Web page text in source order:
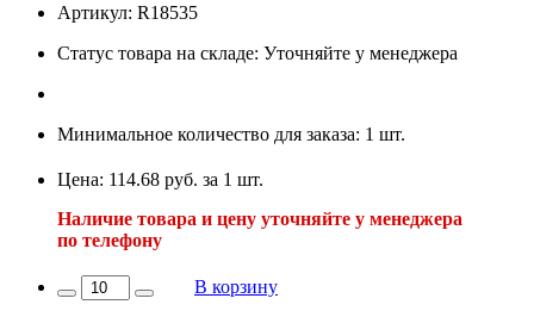
Артикул: R18535
Статус товара на складе: Уточняйте у менеджера
Минимальное количество для заказа: 1 шт.
Цена: 114.68 руб. за 1 шт.
Наличие товара и цену уточняйте у менеджера
по телефону
В корзину